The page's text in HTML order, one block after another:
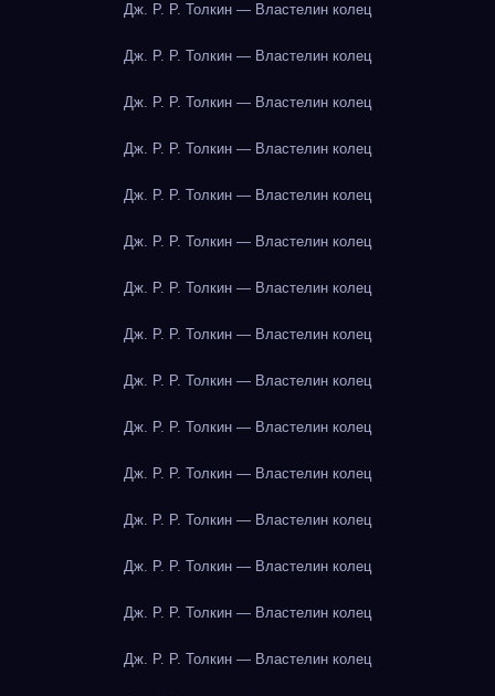
Дж. Р. Р. Толкин — Властелин колец
Дж. Р. Р. Толкин — Властелин колец
Дж. Р. Р. Толкин — Властелин колец
Дж. Р. Р. Толкин — Властелин колец
Дж. Р. Р. Толкин — Властелин колец
Дж. Р. Р. Толкин — Властелин колец
Дж. Р. Р. Толкин — Властелин колец
Дж. Р. Р. Толкин — Властелин колец
Дж. Р. Р. Толкин — Властелин колец
Дж. Р. Р. Толкин — Властелин колец
Дж. Р. Р. Толкин — Властелин колец
Дж. Р. Р. Толкин — Властелин колец
Дж. Р. Р. Толкин — Властелин колец
Дж. Р. Р. Толкин — Властелин колец
Дж. Р. Р. Толкин — Властелин колец